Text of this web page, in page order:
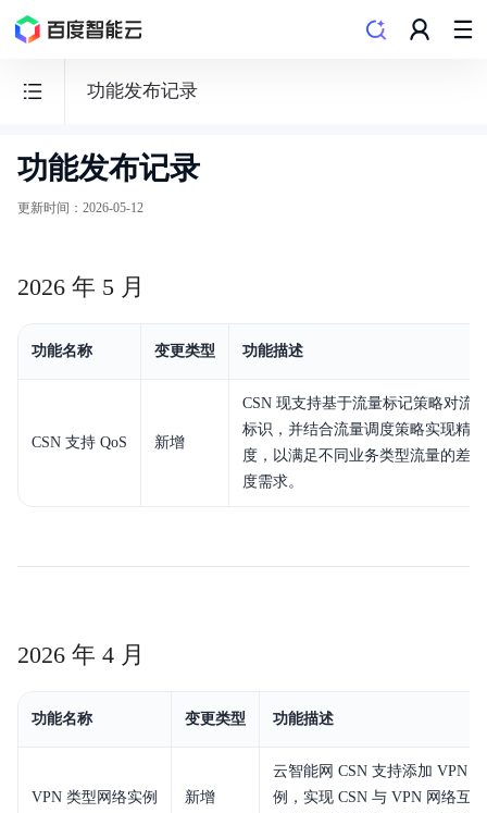
功能发布记录
云
智
CSN
常见问题
服务等级协议SLA
功能发布记录
更新时间 ： 2026-05-12
2026 年 5 月
功能名称 变更类型 功能描述
CSN 支持 QoS 新增
CSN 现支持基于流量标记策略对流
标识，并结合流量调度策略实现精
度，以满足不同业务类型流量的差
度需求。
2026 年 4 月
功能名称 变更类型 功能描述
VPN 类型网络实例 新增
云智能网 CSN 支持添加 VPN
例，实现 CSN 与 VPN 网络互